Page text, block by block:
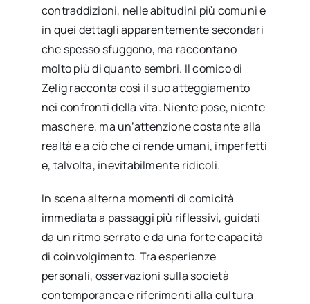
contraddizioni, nelle abitudini più comuni e
in quei dettagli apparentemente secondari
che spesso sfuggono, ma raccontano
molto più di quanto sembri. Il comico di
Zelig racconta così il suo atteggiamento
nei confronti della vita. Niente pose, niente
maschere, ma un’attenzione costante alla
realtà e a ciò che ci rende umani, imperfetti
e, talvolta, inevitabilmente ridicoli.
In scena alterna momenti di comicità
immediata a passaggi più riflessivi, guidati
da un ritmo serrato e da una forte capacità
di coinvolgimento. Tra esperienze
personali, osservazioni sulla società
contemporanea e riferimenti alla cultura